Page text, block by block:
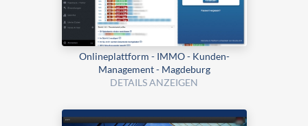
Onlineplattform - IMMO - Kunden-
Management - Magdeburg
DETAILS ANZEIGEN